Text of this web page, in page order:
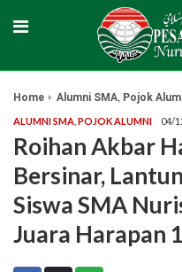
Home Alumni SMA, Pojok
ALUMNI SMA POJOK ALUMNI 04/
Roihan Akbar
Bersinar,
Siswa SMA
Juara Harapan